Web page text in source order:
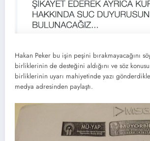
Hakan Peker bu işin peşini bırakmayacağını
birliklerinin de desteğini aldığını ve söz
birliklerinin uyarı mahiyetinde yazı
medya adresinden paylaştı.